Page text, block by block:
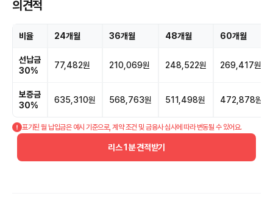
의견적
비율 24개월 36개월 48개월 60개월
선납금
30%
77,482원 210,069원 248,522원 269,417원
보증금
30%
635,310원 568,763원 511,498원 472,878원
표기된 월 납입금은 예시 기준으로, 계약 조건 및 금융사 심사에 따라 변동될 수 있어요.
리스 1분 견적받기